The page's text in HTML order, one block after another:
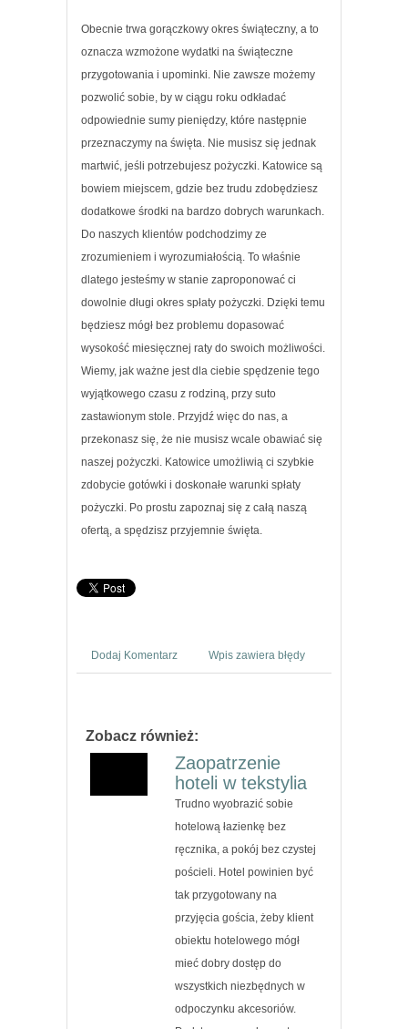
Obecnie trwa gorączkowy okres świąteczny, a to
oznacza wzmożone wydatki na świąteczne
przygotowania i upominki. Nie zawsze możemy
pozwolić sobie, by w ciągu roku odkładać
odpowiednie sumy pieniędzy, które następnie
przeznaczymy na święta. Nie musisz się jednak
martwić, jeśli potrzebujesz pożyczki. Katowice są
bowiem miejscem, gdzie bez trudu zdobędziesz
dodatkowe środki na bardzo dobrych warunkach.
Do naszych klientów podchodzimy ze
zrozumieniem i wyrozumiałością. To właśnie
dlatego jesteśmy w stanie zaproponować ci
dowolnie długi okres spłaty pożyczki. Dzięki temu
będziesz mógł bez problemu dopasować
wysokość miesięcznej raty do swoich możliwości.
Wiemy, jak ważne jest dla ciebie spędzenie tego
wyjątkowego czasu z rodziną, przy suto
zastawionym stole. Przyjdź więc do nas, a
przekonasz się, że nie musisz wcale obawiać się
naszej pożyczki. Katowice umożliwią ci szybkie
zdobycie gotówki i doskonałe warunki spłaty
pożyczki. Po prostu zapoznaj się z całą naszą
ofertą, a spędzisz przyjemnie święta.
Dodaj Komentarz Wpis zawiera błędy
Zobacz również:
Zaopatrzenie
hoteli w tekstylia
Trudno wyobrazić sobie
hotelową łazienkę bez
ręcznika, a pokój bez czystej
pościeli. Hotel powinien być
tak przygotowany na
przyjęcia gościa, żeby klient
obiektu hotelowego mógł
mieć dobry dostęp do
wszystkich niezbędnych w
odpoczynku akcesoriów.